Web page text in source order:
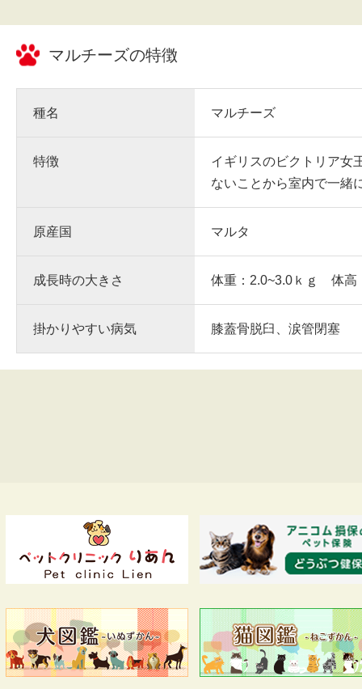
マルチーズの特徴
種名 マルチーズ
特徴
イギリスのビクトリア女
ないことから室内で一緒
原産国 マルタ
成長時の大きさ 体重：2.0~3.0ｋｇ 体高
掛かりやすい病気 膝蓋骨脱臼、涙管閉塞